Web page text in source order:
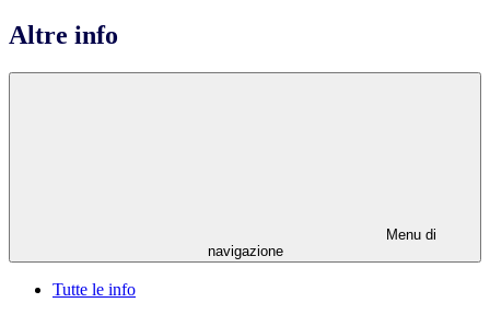
Altre info
Menu di
navigazione
Tutte le info